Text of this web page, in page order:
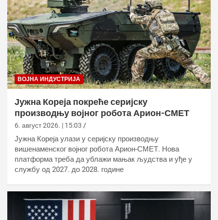
ВОЈНА ИНДУСТРИЈА
Јужна Кореја покреће серијску
производњу војног робота Арион-СМЕТ
6. август 2026. | 15:03
Јужна Кореја улази у серијску производњу
вишенаменског војног робота Арион-СМЕТ. Нова
платформа треба да ублажи мањак људства и уђе у
службу од 2027. до 2028. године